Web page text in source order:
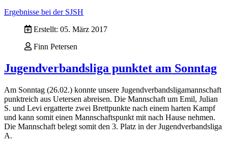
Ergebnisse bei der SJSH
Erstellt: 05. März 2017
Finn Petersen
Jugendverbandsliga punktet am Sonntag
Am Sonntag (26.02.) konnte unsere Jugendverbandsligamannschaft
punktreich aus Uetersen abreisen. Die Mannschaft um Emil, Julian
S. und Levi ergatterte zwei Brettpunkte nach einem harten Kampf
und kann somit einen Mannschaftspunkt mit nach Hause nehmen.
Die Mannschaft belegt somit den 3. Platz in der Jugendverbandsliga
A.